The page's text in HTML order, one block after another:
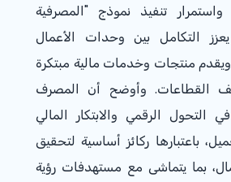
تنفيذ نموذج "المصرفية
التكامل بين وحدات الأعمال
ويقدم منتجات وخدمات مالية مبتكرة
القطاعات. وأوضح أن المصرف
التحول الرقمي والابتكار المالي
باعتبارها ركائز أساسية لتحقيق
بما يتماشى مع مستهدفات رؤية